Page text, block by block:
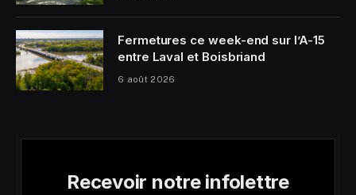
Fermetures ce week-end sur l’A-15
entre Laval et Boisbriand
6 août 2026
Recevoir notre infolettre